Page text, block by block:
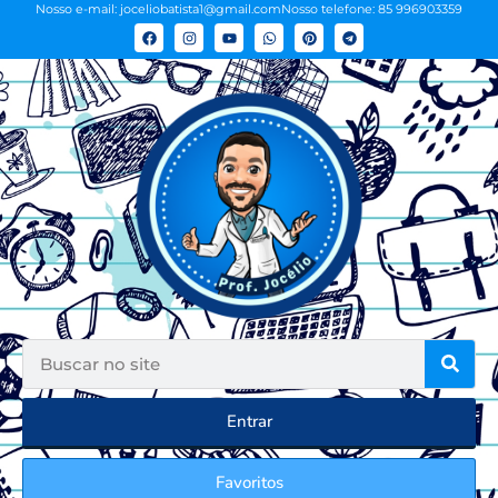
Nosso e-mail: joceliobatista1@gmail.comNosso telefone: 85 996903359
Entrar
Favoritos